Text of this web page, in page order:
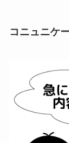
コニュニケ